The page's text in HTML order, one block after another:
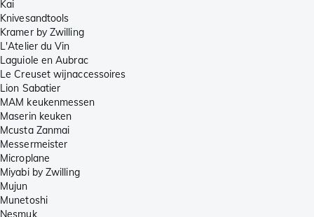
Kai
Knivesandtools
Kramer by Zwilling
L'Atelier du Vin
Laguiole en Aubrac
Le Creuset wijnaccessoires
Lion Sabatier
MAM keukenmessen
Maserin keuken
Mcusta Zanmai
Messermeister
Microplane
Miyabi by Zwilling
Mujun
Munetoshi
Nesmuk